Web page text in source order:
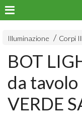
Illuminazione Corpi
BOT
da
VERDE